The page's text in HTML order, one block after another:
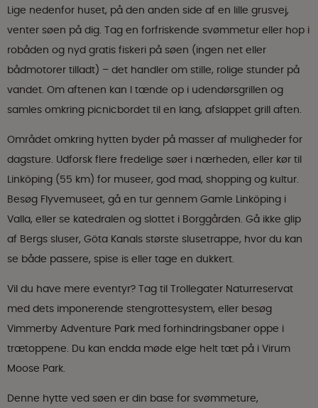
Lige nedenfor huset, på den anden side af en lille grusvej,
venter søen på dig. Tag en forfriskende svømmetur eller hop i
robåden og nyd gratis fiskeri på søen (ingen net eller
bådmotorer tilladt) – det handler om stille, rolige stunder på
vandet. Om aftenen kan I tænde op i udendørsgrillen og
samles omkring picnicbordet til en lang, afslappet grill aften.
Området omkring hytten byder på masser af muligheder for
dagsture. Udforsk flere fredelige søer i nærheden, eller kør til
Linköping (55 km) for museer, god mad, shopping og kultur.
Besøg Flyvemuseet, gå en tur gennem Gamle Linköping i
Valla, eller se katedralen og slottet i Borggården. Gå ikke glip
af Bergs sluser, Göta Kanals største slusetrappe, hvor du kan
se både passere, spise is eller tage en dukkert.
Vil du have mere eventyr? Tag til Trollegater Naturreservat
med dets imponerende stengrottesystem, eller besøg
Vimmerby Adventure Park med forhindringsbaner oppe i
trætoppene. Du kan endda møde elge helt tæt på i Virum
Moose Park.
Denne hytte ved søen er din base for svømmeture,